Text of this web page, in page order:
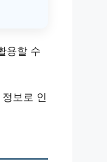
용할 수
보로 인